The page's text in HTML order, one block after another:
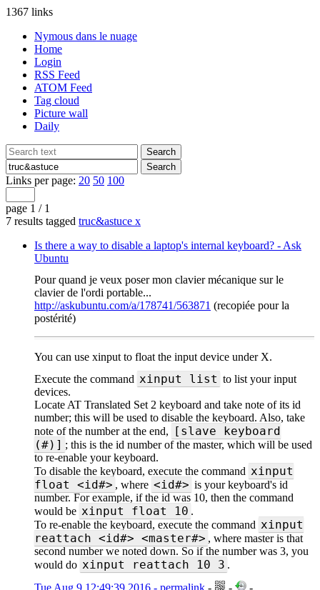
1367 links
Nymous dans le nuage
Home
Login
RSS Feed
ATOM Feed
Tag cloud
Picture wall
Daily
Links per page: 20 50 100
page 1 / 1
7 results tagged truc&astuce x
Is there a way to disable a laptop's internal keyboard? - Ask
Ubuntu
Pour quand je veux poser mon clavier mécanique sur le
clavier de l'ordi portable...
http://askubuntu.com/a/178741/563871 (recopiée pour la
postérité)
You can use xinput to float the input device under X.
Execute the command xinput list to list your input
devices.
Locate AT Translated Set 2 keyboard and take note of its id
number; this will be used to disable the keyboard. Also, take
note of the number at the end,
[slave keyboard
(#)] ; this is the id number of the master, which will be used
to re-enable your keyboard.
To disable the keyboard, execute the command xinput
float <id#> , where <id#> is your keyboard's id
number. For example, if the id was 10, then the command
would be xinput float 10 .
To re-enable the keyboard, execute the command xinput
reattach <id#> <master#> , where master is that
second number we noted down. So if the number was 3, you
would do xinput reattach 10 3 .
Tue Aug 9 12:49:39 2016 - permalink - -
-